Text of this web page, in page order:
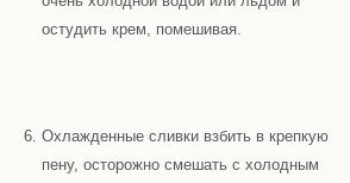
остудить крем, помешивая.
Охлажденные сливки взбить в крепкую
пену, осторожно смешать с холодным